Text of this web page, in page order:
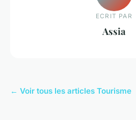
ECRIT PAR
Assia
← Voir tous les articles Tourisme